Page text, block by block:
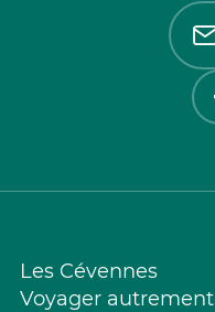
Les Cévennes
Voyager autrement